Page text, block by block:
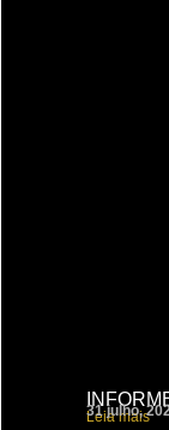
Leia mais
31 julho,